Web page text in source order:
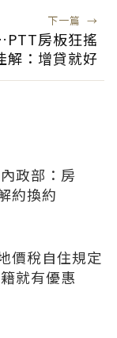
下一篇 →
房板狂搖
解：增貸就好
政部：房
約換約
價稅自住規定
就有優惠